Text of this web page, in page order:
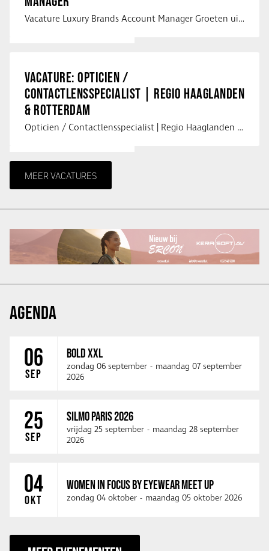
Vacature Luxury Brands Account Manager Groeten uit Spanje! Vanaf mijn …
VACATURE: OPTICIEN /
CONTACTLENSSPECIALIST | REGIO HAAGLANDEN
& ROTTERDAM
Opticien / Contactlensspecialist | Regio Haaglanden & Rotterdam Saludos uit …
MEER VACATURES
AGENDA
06
SEP
BOLD XXL
zondag 06 september - maandag 07 september
2026
25
SEP
SILMO PARIS 2026
vrijdag 25 september - maandag 28 september
2026
04
OKT
WOMEN IN FOCUS BY EYEWEAR MEET UP
zondag 04 oktober - maandag 05 oktober 2026